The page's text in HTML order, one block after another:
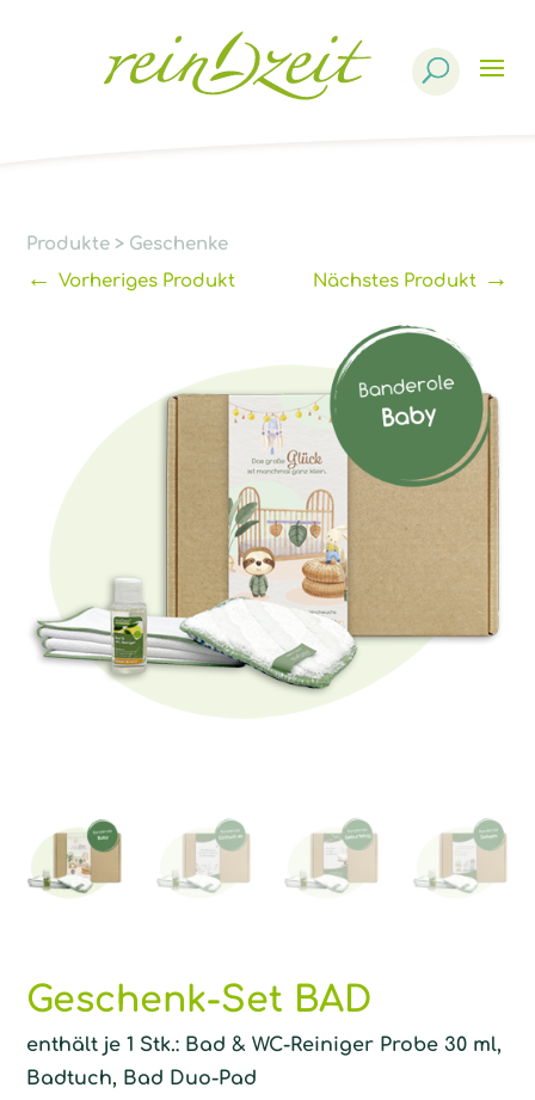
Produkte > Geschenke
←Vorheriges Produkt Nächstes Produkt→
Geschenk-Set BAD
enthält je 1 Stk.: Bad & WC-Reiniger Probe 30 ml,
Badtuch, Bad Duo-Pad